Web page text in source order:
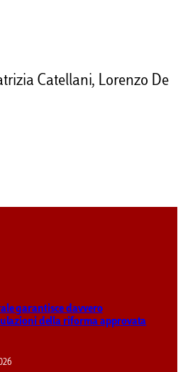
Catellani, Lorenzo De
garantisce davvero
della riforma approvata